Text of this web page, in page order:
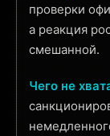
проверки
а реакция
смешанной.
Чего не